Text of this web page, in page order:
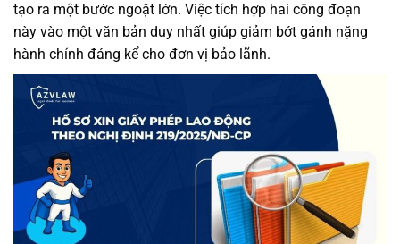
tạo ra một bước ngoặt lớn. Việc tích hợp hai công đoạn
này vào một văn bản duy nhất giúp giảm bớt gánh nặng
hành chính đáng kể cho đơn vị bảo lãnh.